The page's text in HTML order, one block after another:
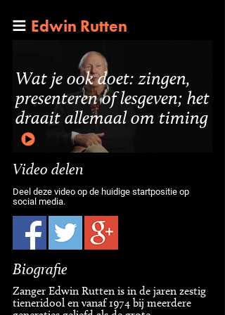
Edwin Rutten
Wat je ook doet: zingen,
presenteren of lesgeven; het
draait allemaal om timing
Video delen
Deel deze video op de huidige startpositie op
social media.
Biografie
Zanger Edwin Rutten is in de jaren zestig
tieneridool en vanaf 1974 bij meerdere